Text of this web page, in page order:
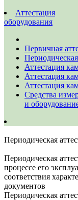
Аттестация
оборудования
Первичная
Аттестация
Аттестация
Аттестация
Средства
и
Периодическая
Периодическая
процессе его
соответствия
документов
Периодическая